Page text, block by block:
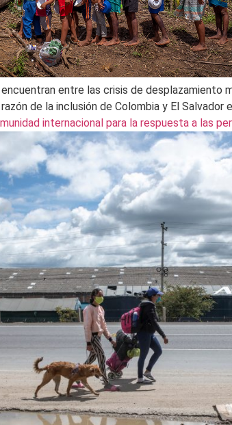
entre las crisis de
de la inclusión de Colombia y El
internacional para la respuesta a las